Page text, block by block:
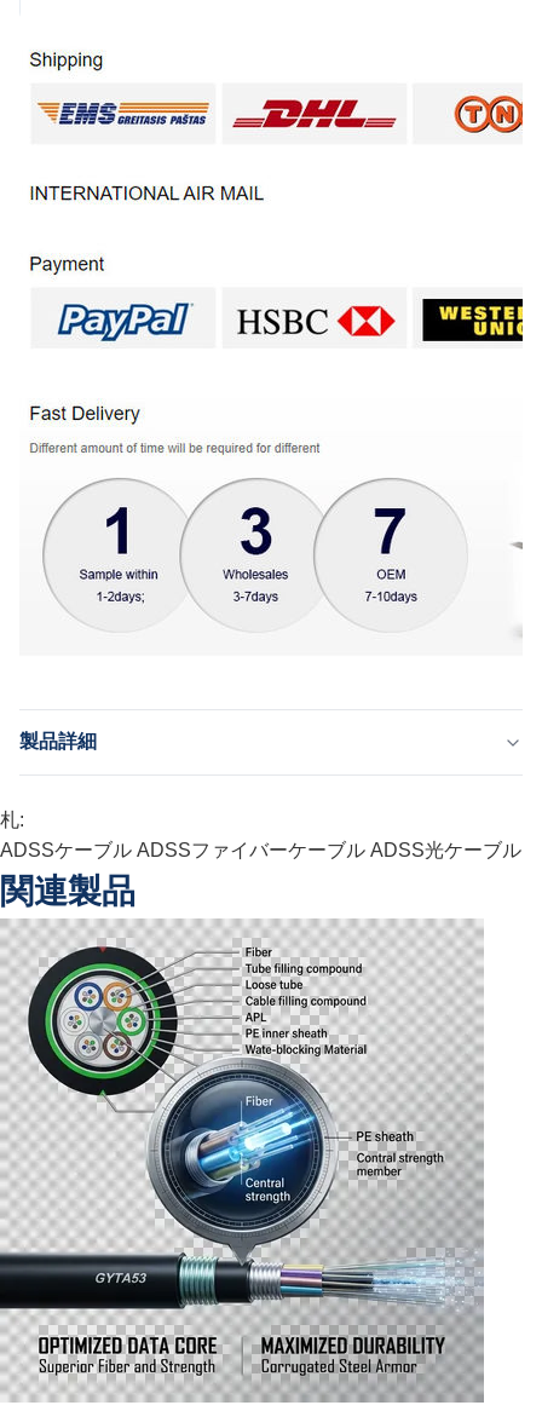
製品詳細
ADSS
Fiber:
G652D、G657A1、G657A2
TypeLoose Tube Material& Filling Material:
PBT&Jerry
Color Of Loose Tube:
青、オレンジ、緑、ブラウン、赤い等
Core Moisture Protection Methodology:
水ブロックテープまたは充填化合物
Strength Material:
Amaid高く適用範囲が広いヤーン
Cable Color:
黒
Highlight:
24コアすべての誘電性ファイバーケーブル、アンチトラッキング
すべての誘電性ファイバーケーブル、24コアセルフサポート光フ
ァイバーケーブル
Name:
ADSSケーブル
High Light:
Anti Tracking ADSS Fiber Optic Cable ,
札:
ADSSケーブル ADSSファイバーケーブル ADSS光ケーブル
関連製品